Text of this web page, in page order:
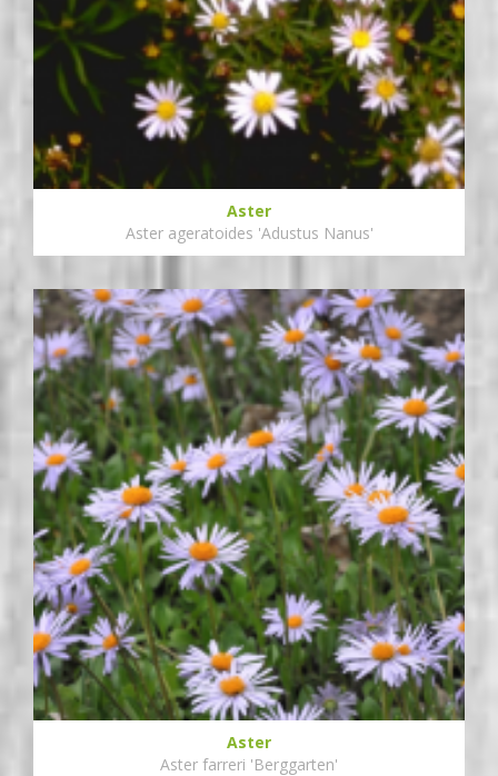
Aster
Aster ageratoides 'Adustus Nanus'
Aster
Aster farreri 'Berggarten'